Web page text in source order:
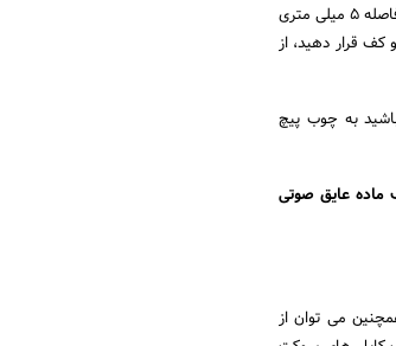
سپس نصب اولین لایه گچ تخته را انجام دهید. از پایین یک گوشه شروع می شود. برای اینکه تخته را در فاصله 5 میلی متری
سقف و کف قرار دهید، از
به چوب پیچ
ماده عایق صوتی
همچنین می توان از